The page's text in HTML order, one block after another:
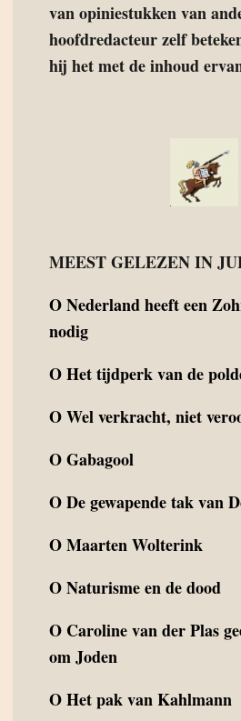
van opiniestukken van
hoofdredacteur zelf
hij het met de inhoud
MEEST GELEZEN IN
ONederland heeft een
nodig
OHet tijdperk van de
OWel verkracht, niet
OGabagool
ODe gewapende tak van
OMaarten Wolterink
ONaturisme en de dood
O Caroline van der Plas
om Joden
OHet pak van Kahlmann